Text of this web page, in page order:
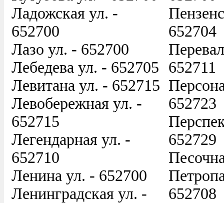
Ладожская ул. -
652700
Лазо ул. - 652700
Лебедева ул. - 652705
Левитана ул. - 652715
Левобережная ул. -
652715
Легендарная ул. -
652710
Ленина ул. - 652700
Ленинградская ул. -
652704
652711
652723
652729
652708